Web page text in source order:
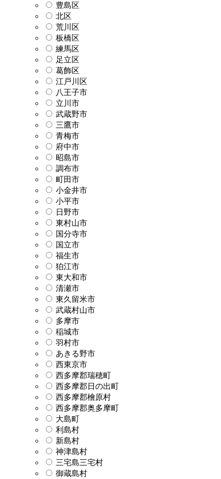
豊島区
北区
荒川区
板橋区
練馬区
足立区
葛飾区
江戸川区
八王子市
立川市
武蔵野市
三鷹市
青梅市
府中市
昭島市
調布市
町田市
小金井市
小平市
日野市
東村山市
国分寺市
国立市
福生市
狛江市
東大和市
清瀬市
東久留米市
武蔵村山市
多摩市
稲城市
羽村市
あきる野市
西東京市
西多摩郡瑞穂町
西多摩郡日の出町
西多摩郡檜原村
西多摩郡奥多摩町
大島町
利島村
新島村
神津島村
三宅島三宅村
御蔵島村